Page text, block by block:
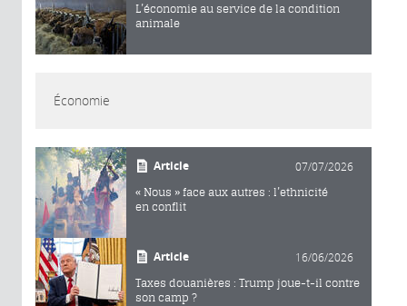
L’économie au service de la condition
animale
Économie
Article 07/07/2026
« Nous » face aux autres : l’ethnicité
en conflit
Article 16/06/2026
Taxes douanières : Trump joue-t-il contre
son camp ?